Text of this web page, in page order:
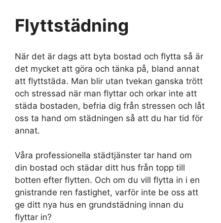
Flyttstädning
När det är dags att byta bostad och flytta så är
det mycket att göra och tänka på, bland annat
att flyttstäda. Man blir utan tvekan ganska trött
och stressad när man flyttar och orkar inte att
städa bostaden, befria dig från stressen och låt
oss ta hand om städningen så att du har tid för
annat.
Våra professionella städtjänster tar hand om
din bostad och städar ditt hus från topp till
botten efter flytten. Och om du vill flytta in i en
gnistrande ren fastighet, varför inte be oss att
ge ditt nya hus en grundstädning innan du
flyttar in?